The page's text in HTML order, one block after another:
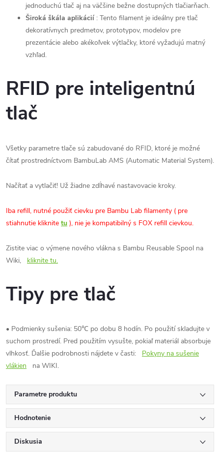
jednoduchú tlač aj na väčšine bežne dostupných tlačiarňach.
Široká škála aplikácií : Tento filament je ideálny pre tlač
dekoratívnych predmetov, prototypov, modelov pre
prezentácie alebo akékoľvek výtlačky, ktoré vyžadujú matný
vzhľad.
RFID pre inteligentnú
tlač
Všetky parametre tlače sú zabudované do RFID, ktoré je možné
čítať prostredníctvom BambuLab AMS (Automatic Material System).
Načítať a vytlačiť! Už žiadne zdĺhavé nastavovacie kroky.
Iba refill, nutné použiť cievku pre Bambu Lab filamenty ( pre
stiahnutie kliknite tu ), nie je kompatibilný s FOX refill cievkou.
Zistite viac o výmene nového vlákna s Bambu Reusable Spool na
Wiki,
kliknite tu.
Tipy pre tlač
• Podmienky sušenia: 50℃ po dobu 8 hodín. Po použití skladujte v
suchom prostredí. Pred použitím vysušte, pokiaľ materiál absorbuje
vlhkosť. Ďalšie podrobnosti nájdete v časti:
Pokyny na sušenie
vlákien
na WIKI.
Parametre produktu
Hodnotenie
Diskusia